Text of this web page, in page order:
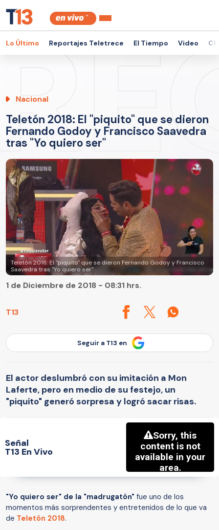
Lo Último Reportajes Teletrece El Tiempo Video
Nacional
Teletón 2018: El "piquito" que se dieron
Fernando Godoy y Francisco Saavedra
tras "Yo quiero ser"
Teletón 2018: El "piquito" que se dieron Fernando Godoy y Francisco
Saavedra tras "Yo quiero ser"
T13
1 de Diciembre de 2018 - 08:31 hrs.
Seguir a T13 en
El actor deslumbró con su imitación a Mon
Laferte, pero en medio de su festejo, un
"piquito" generó sorpresa y logró sacar risas.
Señal
T13 En Vivo
"Yo quiero ser" de la "madrugatón" fue uno de los
momentos más sorprendentes y entretenidos de lo que va
de Teletón 2018.